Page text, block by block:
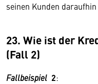
seinen Kunden
23. Wie ist der
(Fall 2)
Fallbeispiel 2: